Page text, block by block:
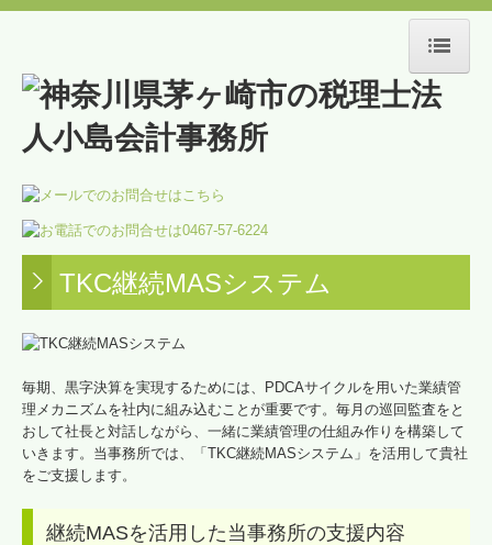
HOME
事務所紹介
スタッフ紹介
当事務所のサービス
経営サポート
創業支援
相続・贈与
不動産経営サポート
経営革新等支援機関とは
TKC継続MASシステム
毎期、黒字決算を実現するためには、PDCAサイクルを用いた業績管
理メカニズムを社内に組み込むことが重要です。毎月の巡回監査をと
おして社長と対話しながら、一緒に業績管理の仕組み作りを構築して
いきます。当事務所では、「TKC継続MASシステム」を活用して貴社
をご支援します。
継続MASを活用した当事務所の支援内容